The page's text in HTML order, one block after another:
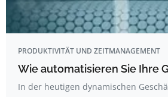
PRODUKTIVITÄT UND ZEITMANAGEMENT
Wie automatisieren Sie Ihre
In der heutigen dynamischen